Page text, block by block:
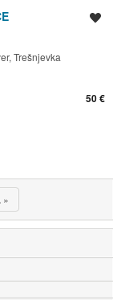
Trešnjevka
50 €
»